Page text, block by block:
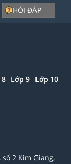
HỎI ĐÁP
Lớp 9 Lớp 10
số 2 Kim Giang,